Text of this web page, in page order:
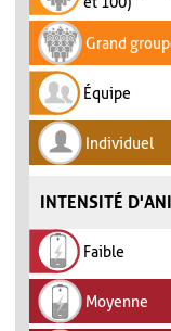
Grand
Équipe
Individuel
INTENSITÉ
Faible
Moyenne